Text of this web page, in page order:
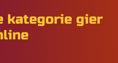
kategorie gier